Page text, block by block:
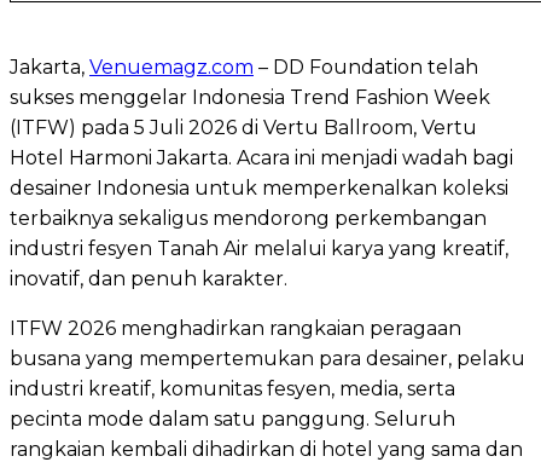
Jakarta, Venuemagz.com – DD Foundation telah
sukses menggelar Indonesia Trend Fashion Week
(ITFW) pada 5 Juli 2026 di Vertu Ballroom, Vertu
Hotel Harmoni Jakarta. Acara ini menjadi wadah bagi
desainer Indonesia untuk memperkenalkan koleksi
terbaiknya sekaligus mendorong perkembangan
industri fesyen Tanah Air melalui karya yang kreatif,
inovatif, dan penuh karakter.
ITFW 2026 menghadirkan rangkaian peragaan
busana yang mempertemukan para desainer, pelaku
industri kreatif, komunitas fesyen, media, serta
pecinta mode dalam satu panggung. Seluruh
rangkaian kembali dihadirkan di hotel yang sama dan